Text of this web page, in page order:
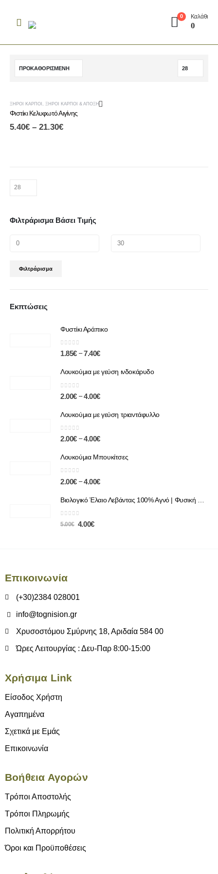
0 Καλάθι
0
ΞΗΡΟΊ ΚΑΡΠΟΊ , ΞΗΡΟΊ ΚΑΡΠΟΊ & ΑΠΟΞΗΡΑΜΈΝΑ ΦΡΟΎΤΑ
Φιστίκι Κελυφωτό Αιγίνης
5.40€ – 21.30€
Φιλτράρισμα Βάσει Τιμής
Φιλτράρισμα
Εκπτώσεις
Φυστίκι Αράπικο
0 out of 5
1.85€ – 7.40€
Λουκούμια με γεύση ινδοκάρυδο
0out of 5
2.00€ – 4.00€
Λουκούμια με γεύση τριαντάφυλλο
0out of 5
2.00€ – 4.00€
Λουκούμια Μπουκίτσες
0out of 5
2.00€ – 4.00€
0 out of 5
5.00€ 4.00€
Επικοινωνία
(+30)2384 028001
info@tognision.gr
Χρυσοστόμου Σμύρνης 18, Αριδαία 584 00
Ώρες Λειτουργίας : Δευ-Παρ 8:00-15:00
Χρήσιμα Link
Είσοδος Χρήστη
Αγαπημένα
Σχετικά με Εμάς
Επικοινωνία
Βοήθεια Αγορών
Τρόποι Αποστολής
Τρόποι Πληρωμής
Πολιτική Απορρήτου
Όροι και Προϋποθέσεις